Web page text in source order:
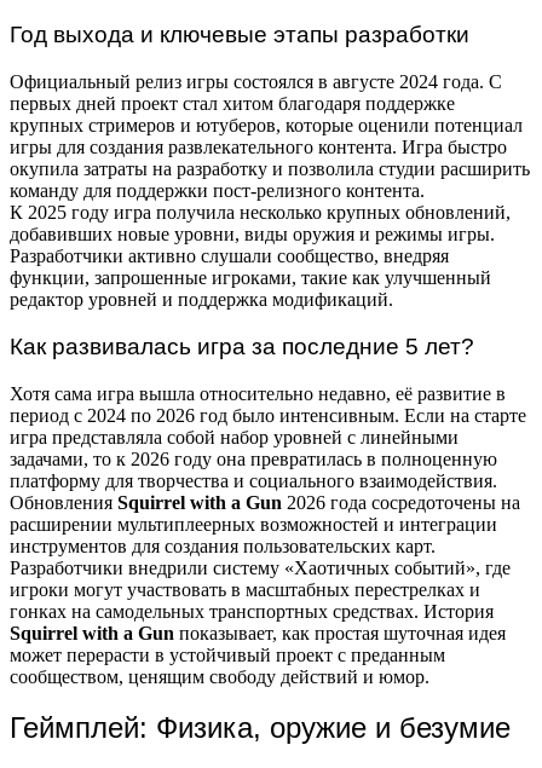
Год выхода и ключевые этапы разработки
Официальный релиз игры состоялся в августе 2024 года. С
первых дней проект стал хитом благодаря поддержке
крупных стримеров и ютуберов, которые оценили потенциал
игры для создания развлекательного контента. Игра быстро
окупила затраты на разработку и позволила студии расширить
команду для поддержки пост-релизного контента.
К 2025 году игра получила несколько крупных обновлений,
добавивших новые уровни, виды оружия и режимы игры.
Разработчики активно слушали сообщество, внедряя
функции, запрошенные игроками, такие как улучшенный
редактор уровней и поддержка модификаций.
Как развивалась игра за последние 5 лет?
Хотя сама игра вышла относительно недавно, её развитие в
период с 2024 по 2026 год было интенсивным. Если на старте
игра представляла собой набор уровней с линейными
задачами, то к 2026 году она превратилась в полноценную
платформу для творчества и социального взаимодействия.
Обновления Squirrel with a Gun 2026 года сосредоточены на
расширении мультиплеерных возможностей и интеграции
инструментов для создания пользовательских карт.
Разработчики внедрили систему «Хаотичных событий», где
игроки могут участвовать в масштабных перестрелках и
гонках на самодельных транспортных средствах. История
Squirrel with a Gun показывает, как простая шуточная идея
может перерасти в устойчивый проект с преданным
сообществом, ценящим свободу действий и юмор.
Геймплей: Физика, оружие и безумие